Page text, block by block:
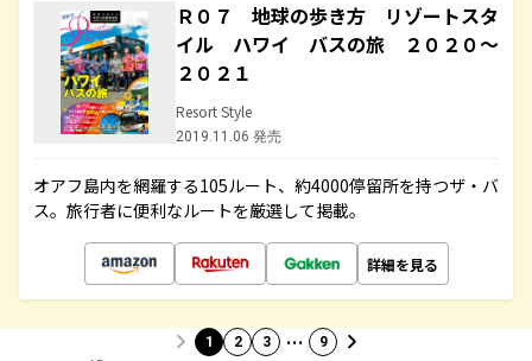
Ｒ０７ 地球の歩き方 リゾートスタ
イル ハワイ バスの旅 ２０２０～
２０２１
Resort Style
2019.11.06 発売
オアフ島内を網羅する105ルート、約4000停留所を持つザ・バ
ス。旅行者に便利なルートを厳選して掲載。
詳細を見る
1 2 3 … 9